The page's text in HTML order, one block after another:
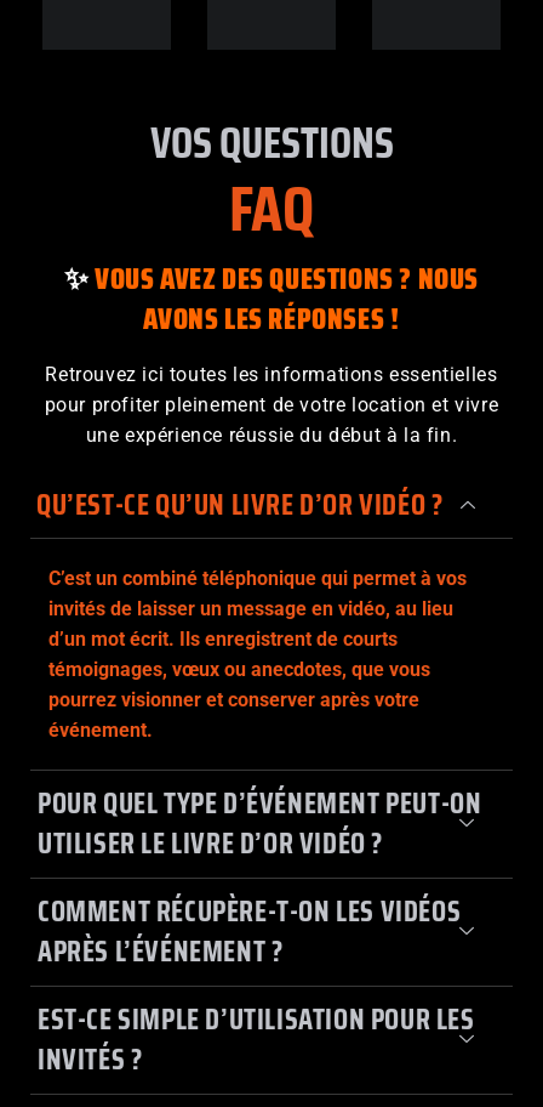
VOS QUESTIONS
FAQ
✨VOUS AVEZ DES QUESTIONS ? NOUS
AVONS LES RÉPONSES !
Retrouvez ici toutes les informations essentielles
pour profiter pleinement de votre location et vivre
une expérience réussie du début à la fin.
QU’EST-CE QU’UN LIVRE D’OR VIDÉO ?
C’est un combiné téléphonique qui permet à vos
invités de laisser un message en vidéo, au lieu
d’un mot écrit. Ils enregistrent de courts
témoignages, vœux ou anecdotes, que vous
pourrez visionner et conserver après votre
événement.
POUR QUEL TYPE D’ÉVÉNEMENT PEUT-ON
UTILISER LE LIVRE D’OR VIDÉO ?
COMMENT RÉCUPÈRE-T-ON LES VIDÉOS
APRÈS L’ÉVÉNEMENT ?
EST-CE SIMPLE D’UTILISATION POUR LES
INVITÉS ?